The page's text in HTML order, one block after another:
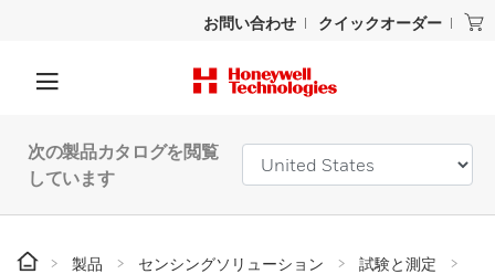
お問い合わせ クイックオーダー
次の製品カタログを閲覧
しています
製品 センシングソリューション
試験と測定